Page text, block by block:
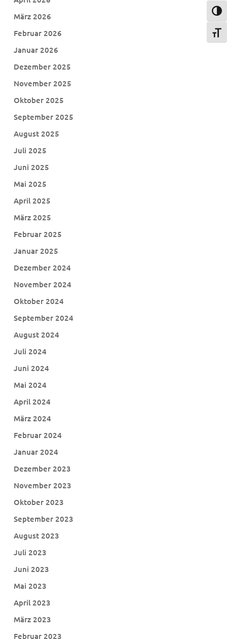
März 2026
Februar 2026
Januar 2026
Dezember 2025
November 2025
Oktober 2025
September 2025
August 2025
Juli 2025
Juni 2025
Mai 2025
April 2025
März 2025
Februar 2025
Januar 2025
Dezember 2024
November 2024
Oktober 2024
September 2024
August 2024
Juli 2024
Juni 2024
Mai 2024
April 2024
März 2024
Februar 2024
Januar 2024
Dezember 2023
November 2023
Oktober 2023
September 2023
August 2023
Juli 2023
Juni 2023
Mai 2023
April 2023
März 2023
Februar 2023